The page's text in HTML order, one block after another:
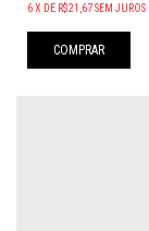
6X DE R$21,67SEM JUROS
COMPRAR